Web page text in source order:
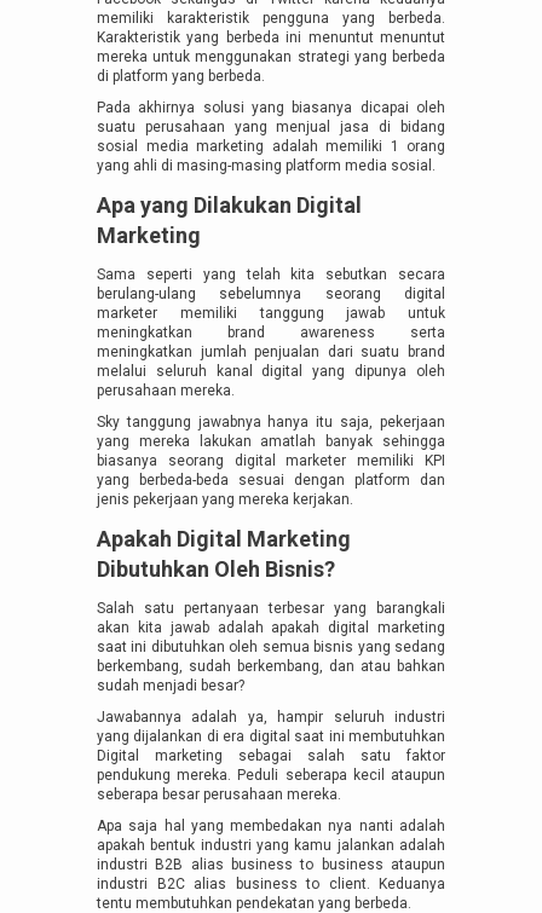
memiliki karakteristik pengguna yang berbeda.
Karakteristik yang berbeda ini menuntut menuntut
mereka untuk menggunakan strategi yang berbeda
di platform yang berbeda.
Pada akhirnya solusi yang biasanya dicapai oleh
suatu perusahaan yang menjual jasa di bidang
sosial media marketing adalah memiliki 1 orang
yang ahli di masing-masing platform media sosial.
Apa yang Dilakukan Digital
Marketing
Sama seperti yang telah kita sebutkan secara
berulang-ulang sebelumnya seorang digital
marketer memiliki tanggung jawab untuk
meningkatkan brand awareness serta
meningkatkan jumlah penjualan dari suatu brand
melalui seluruh kanal digital yang dipunya oleh
perusahaan mereka.
Sky tanggung jawabnya hanya itu saja, pekerjaan
yang mereka lakukan amatlah banyak sehingga
biasanya seorang digital marketer memiliki KPI
yang berbeda-beda sesuai dengan platform dan
jenis pekerjaan yang mereka kerjakan.
Apakah Digital Marketing
Dibutuhkan Oleh Bisnis?
Salah satu pertanyaan terbesar yang barangkali
akan kita jawab adalah apakah digital marketing
saat ini dibutuhkan oleh semua bisnis yang sedang
berkembang, sudah berkembang, dan atau bahkan
sudah menjadi besar?
Jawabannya adalah ya, hampir seluruh industri
yang dijalankan di era digital saat ini membutuhkan
Digital marketing sebagai salah satu faktor
pendukung mereka. Peduli seberapa kecil ataupun
seberapa besar perusahaan mereka.
Apa saja hal yang membedakan nya nanti adalah
apakah bentuk industri yang kamu jalankan adalah
industri B2B alias business to business ataupun
industri B2C alias business to client. Keduanya
tentu membutuhkan pendekatan yang berbeda.